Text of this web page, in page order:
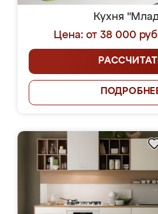
Кухня
Цена: от 38 000